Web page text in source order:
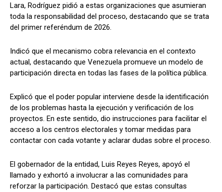
Lara, Rodríguez pidió a estas organizaciones que asumieran
toda la responsabilidad del proceso, destacando que se trata
del primer referéndum de 2026.
Indicó que el mecanismo cobra relevancia en el contexto
actual, destacando que Venezuela promueve un modelo de
participación directa en todas las fases de la política pública.
Explicó que el poder popular interviene desde la identificación
de los problemas hasta la ejecución y verificación de los
proyectos. En este sentido, dio instrucciones para facilitar el
acceso a los centros electorales y tomar medidas para
contactar con cada votante y aclarar dudas sobre el proceso.
El gobernador de la entidad, Luis Reyes Reyes, apoyó el
llamado y exhortó a involucrar a las comunidades para
reforzar la participación. Destacó que estas consultas